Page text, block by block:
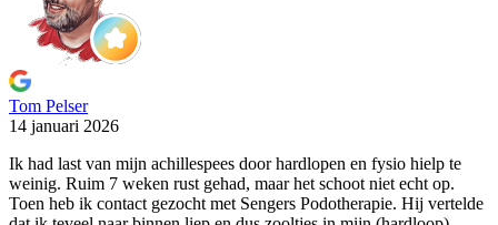
Tom Pelser
14 januari 2026
Ik had last van mijn achillespees door hardlopen en fysio hielp te
weinig. Ruim 7 weken rust gehad, maar het schoot niet echt op.
Toen heb ik contact gezocht met Sengers Podotherapie. Hij vertelde